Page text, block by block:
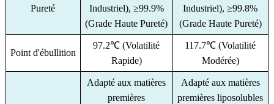
Pureté
Industriel), ≥99.9%
(Grade Haute Pureté)
Industriel), ≥99.8%
(Grade Haute Pureté)
Point d'ébullition
97.2℃ (Volatilité
Rapide)
117.7℃ (Volatilité
Modérée)
Adapté aux matières
premières
Adapté aux matières
premières liposolubles